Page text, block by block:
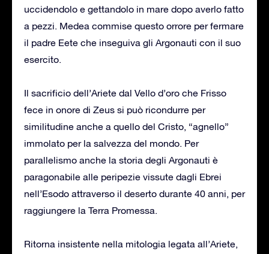
uccidendolo e gettandolo in mare dopo averlo fatto
a pezzi. Medea commise questo orrore per fermare
il padre Eete che inseguiva gli Argonauti con il suo
esercito.
Il sacrificio dell’Ariete dal Vello d’oro che Frisso
fece in onore di Zeus si può ricondurre per
similitudine anche a quello del Cristo, “agnello”
immolato per la salvezza del mondo. Per
parallelismo anche la storia degli Argonauti è
paragonabile alle peripezie vissute dagli Ebrei
nell’Esodo attraverso il deserto durante 40 anni, per
raggiungere la Terra Promessa.
Ritorna insistente nella mitologia legata all’Ariete,